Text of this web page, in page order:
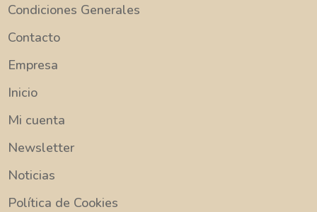
Condiciones Generales
Contacto
Empresa
Inicio
Mi cuenta
Newsletter
Noticias
Política de Cookies